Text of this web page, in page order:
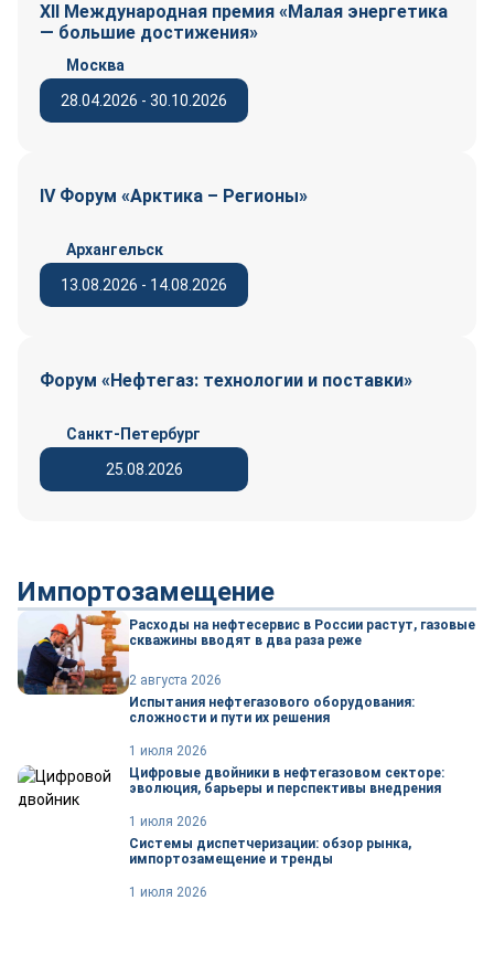
XII Международная премия «Малая энергетика
— большие достижения»
28.04.2026 - 30.10.2026
Москва
IV Форум «Арктика – Регионы»
13.08.2026 - 14.08.2026
Архангельск
Форум «Нефтегаз: технологии и поставки»
25.08.2026
Санкт-Петербург
Импортозамещение
Расходы на нефтесервис в России растут, газовые
скважины вводят в два раза реже
2 августа 2026
Испытания нефтегазового оборудования:
сложности и пути их решения
1 июля 2026
Цифровые двойники в нефтегазовом секторе:
эволюция, барьеры и перспективы внедрения
1 июля 2026
Системы диспетчеризации: обзор рынка,
импортозамещение и тренды
1 июля 2026